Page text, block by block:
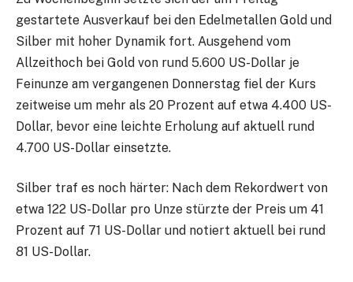
gestartete Ausverkauf bei den Edelmetallen Gold und
Silber mit hoher Dynamik fort. Ausgehend vom
Allzeithoch bei Gold von rund 5.600 US-Dollar je
Feinunze am vergangenen Donnerstag fiel der Kurs
zeitweise um mehr als 20 Prozent auf etwa 4.400 US-
Dollar, bevor eine leichte Erholung auf aktuell rund
4.700 US-Dollar einsetzte.
Silber traf es noch härter: Nach dem Rekordwert von
etwa 122 US-Dollar pro Unze stürzte der Preis um 41
Prozent auf 71 US-Dollar und notiert aktuell bei rund
81 US-Dollar.